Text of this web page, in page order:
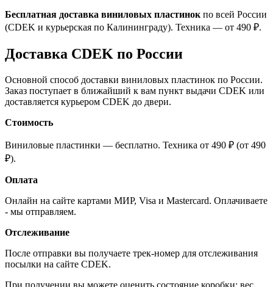
Бесплатная доставка виниловых пластинок по всей России
(CDEK и курьерская по Калининграду). Техника — от 490 ₽.
Доставка CDEK по России
Основной способ доставки виниловых пластинок по России.
Заказ поступает в ближайший к вам пункт выдачи CDEK или
доставляется курьером CDEK до двери.
Стоимость
Виниловые пластинки — бесплатно. Техника от 490 ₽ (от 490
₽).
Оплата
Онлайн на сайте картами МИР, Visa и Mastercard. Оплачиваете
- мы отправляем.
Отслеживание
После отправки вы получаете трек-номер для отслеживания
посылки на сайте CDEK.
При получении вы можете оценить состояние коробки: вес,